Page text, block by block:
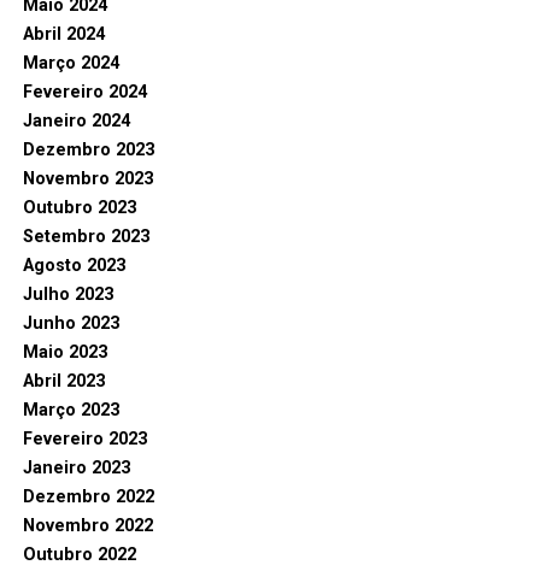
Maio 2024
Abril 2024
Março 2024
Fevereiro 2024
Janeiro 2024
Dezembro 2023
Novembro 2023
Outubro 2023
Setembro 2023
Agosto 2023
Julho 2023
Junho 2023
Maio 2023
Abril 2023
Março 2023
Fevereiro 2023
Janeiro 2023
Dezembro 2022
Novembro 2022
Outubro 2022